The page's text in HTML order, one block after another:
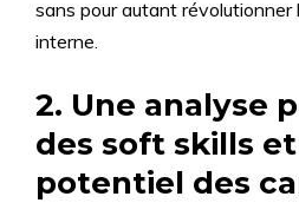
sans pour autant révolutionner
interne.
2. Une analyse
des soft skills
potentiel des